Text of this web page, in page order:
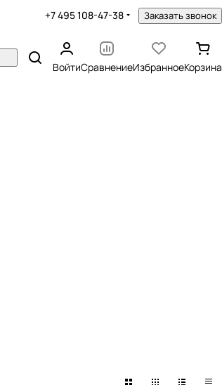
+7 495 108-47-38 Заказать звонок
ВойтиСравнениеИзбранноеКорзина